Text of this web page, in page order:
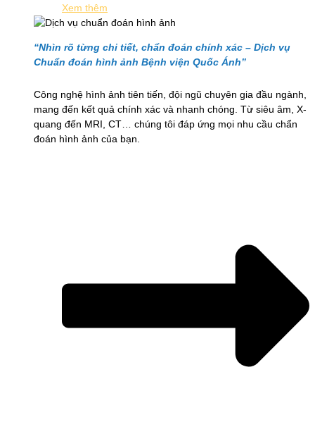
Xem thêm
“Nhìn rõ từng chi tiết, chẩn đoán chính xác – Dịch vụ
Chuẩn đoán hình ảnh Bệnh viện Quốc Ánh”
Công nghệ hình ảnh tiên tiến, đội ngũ chuyên gia đầu ngành,
mang đến kết quả chính xác và nhanh chóng. Từ siêu âm, X-
quang đến MRI, CT… chúng tôi đáp ứng mọi nhu cầu chẩn
đoán hình ảnh của bạn.